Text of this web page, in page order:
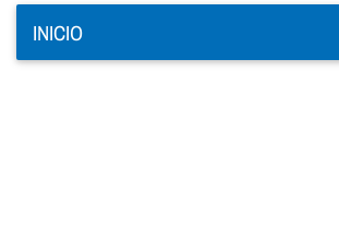
INICIO